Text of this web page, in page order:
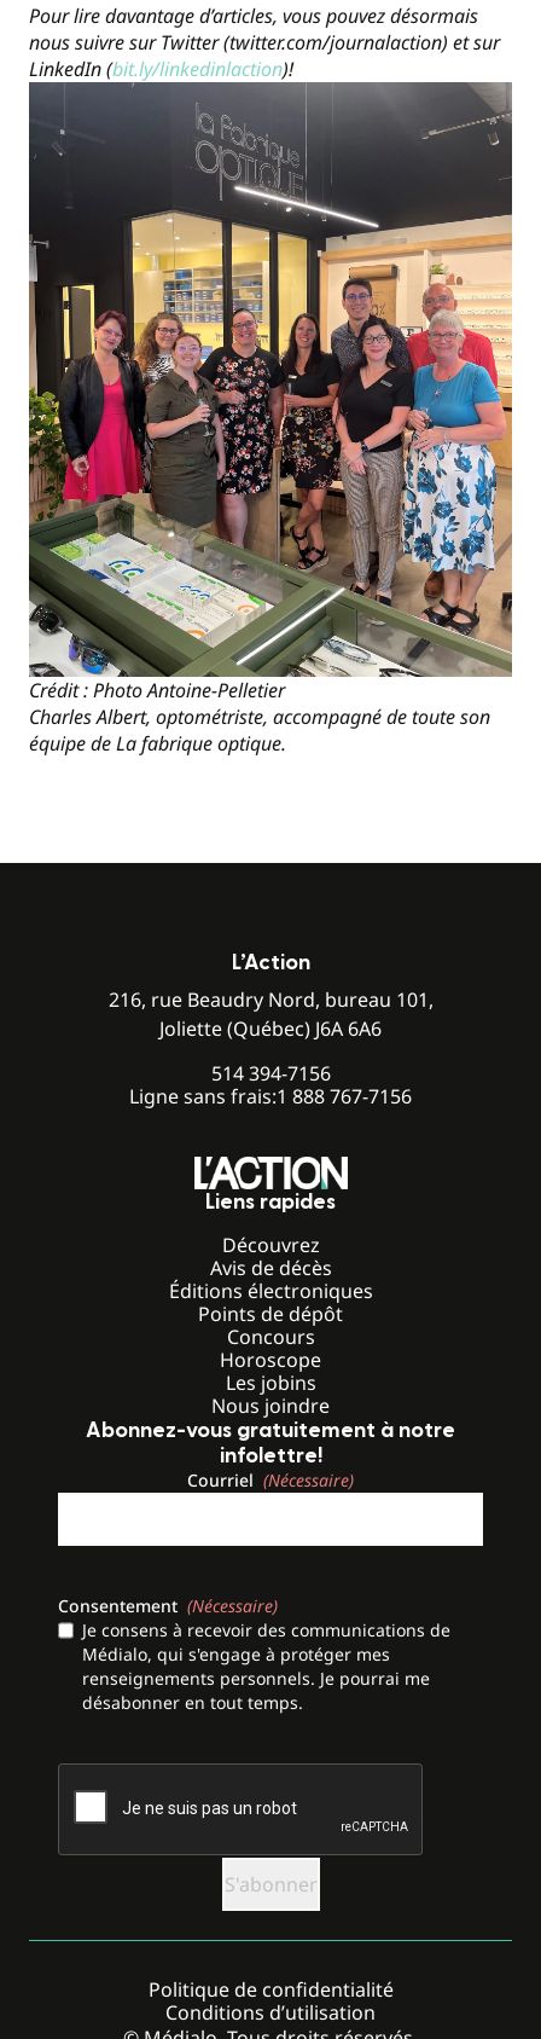
Pour lire davantage d’articles, vous pouvez désormais
nous suivre sur Twitter (twitter.com/journalaction) et sur
LinkedIn (bit.ly/linkedinlaction)!
Crédit : Photo Antoine-Pelletier
Charles Albert, optométriste, accompagné de toute son
équipe de La fabrique optique.
L’Action
216, rue Beaudry Nord, bureau 101,
Joliette (Québec) J6A 6A6
514 394-7156
Ligne sans frais:1 888 767-7156
Liens rapides
Découvrez
Avis de décès
Éditions électroniques
Points de dépôt
Concours
Horoscope
Les jobins
Nous joindre
Abonnez-vous gratuitement à notre
infolettre!
Courriel (Nécessaire)
Consentement (Nécessaire)
Je consens à recevoir des communications de
Médialo, qui s'engage à protéger mes
renseignements personnels. Je pourrai me
désabonner en tout temps.
Politique de confidentialité
Conditions d’utilisation